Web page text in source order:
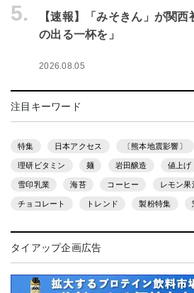
5.
【速報】「みそきん」が関
の出る一杯を」
2026.08.05
注目キーワード
特集 日本アクセス 〔熊本地震影響〕
理研ビタミン 麺 岩田醸造 値上げ
雪印乳業 海苔 コーヒー レモン果
チョコレート トレンド 製粉特集
タイアップ企画広告